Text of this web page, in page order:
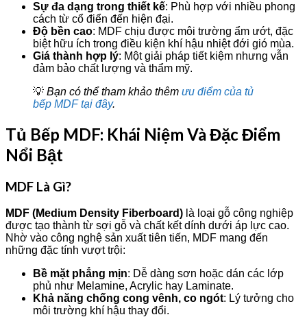
Sự đa dạng trong thiết kế: Phù hợp với nhiều phong
cách từ cổ điển đến hiện đại.
Độ bền cao: MDF chịu được môi trường ẩm ướt, đặc
biệt hữu ích trong điều kiện khí hậu nhiệt đới gió mùa.
Giá thành hợp lý: Một giải pháp tiết kiệm nhưng vẫn
đảm bảo chất lượng và thẩm mỹ.
💡 Bạn có thể tham khảo thêm ưu điểm của tủ
bếp MDF tại đây.
Tủ Bếp MDF: Khái Niệm Và Đặc Điểm
Nổi Bật
MDF Là Gì?
MDF (Medium Density Fiberboard) là loại gỗ công nghiệp
được tạo thành từ sợi gỗ và chất kết dính dưới áp lực cao.
Nhờ vào công nghệ sản xuất tiên tiến, MDF mang đến
những đặc tính vượt trội:
Bề mặt phẳng mịn: Dễ dàng sơn hoặc dán các lớp
phủ như Melamine, Acrylic hay Laminate.
Khả năng chống cong vênh, co ngót: Lý tưởng cho
môi trường khí hậu thay đổi.